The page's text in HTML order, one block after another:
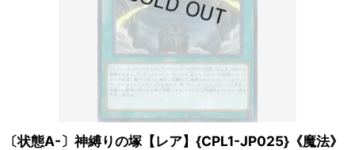
〔状態A-〕神縛りの塚【レア】{CPL1-JP025}《魔法》